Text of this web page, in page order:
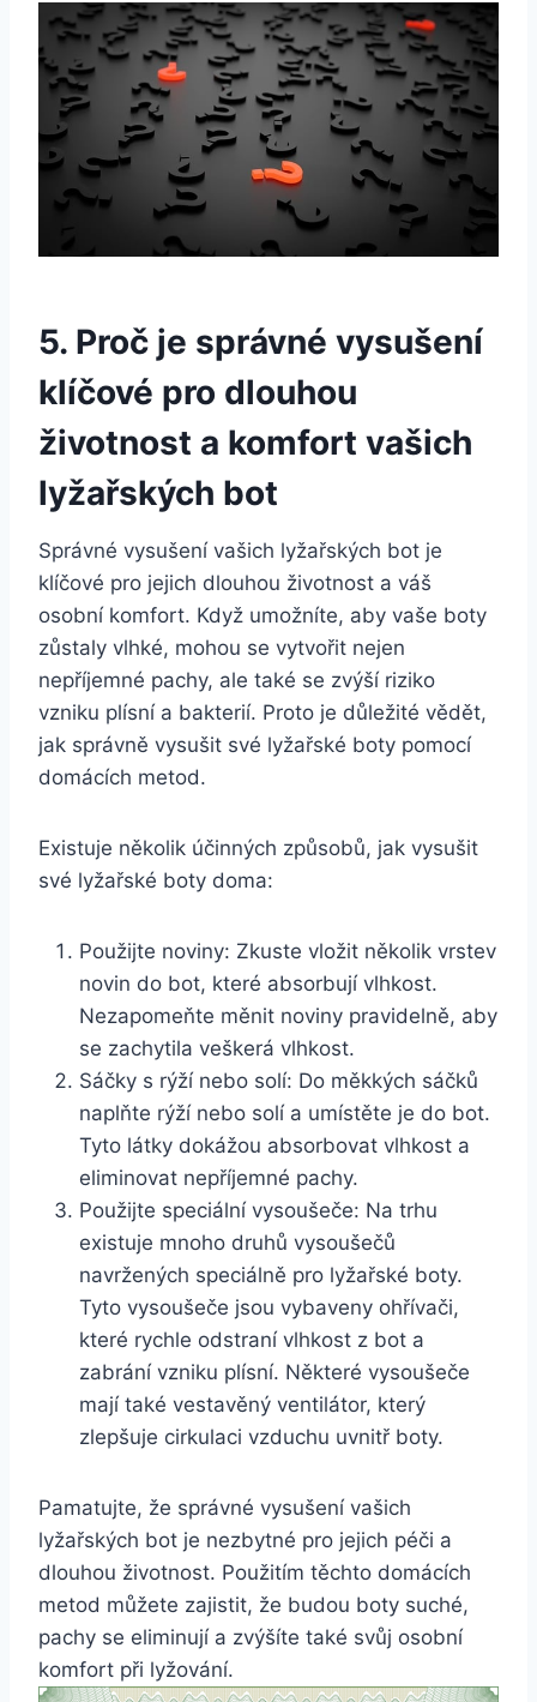
5. ⁢Proč je správné ‌vysušení
klíčové pro⁤ dlouhou
‍životnost a komfort vašich⁣
lyžařských bot
Správné vysušení vašich lyžařských bot je
klíčové pro jejich dlouhou ⁤životnost a váš⁣
osobní​ komfort. Když umožníte, aby vaše boty
zůstaly vlhké, mohou se vytvořit ‍nejen
nepříjemné pachy, ale ​také ⁤se⁤ zvýší riziko
vzniku plísní a bakterií. Proto je důležité vědět,
jak správně ​vysušit ‍své⁢ lyžařské boty‌ pomocí
domácích ​metod.
Existuje⁤ několik účinných ‍způsobů,⁣ jak vysušit‍
své lyžařské ⁤boty ​doma:
Použijte noviny: Zkuste vložit několik​ vrstev
novin⁤ do ​bot,‍ které‍ absorbují vlhkost.⁤
Nezapomeňte měnit noviny pravidelně, aby
se‌ zachytila veškerá vlhkost.
Sáčky s rýží nebo‌ solí: Do měkkých sáčků
naplňte rýží nebo solí a umístěte je do‍ bot.‍
Tyto látky dokážou absorbovat vlhkost a‍
eliminovat nepříjemné ⁢pachy.
Použijte ‍speciální vysoušeče:​ Na trhu
existuje mnoho‍ druhů vysoušečů
navržených speciálně pro lyžařské boty.
Tyto vysoušeče jsou‌ vybaveny ohřívači,⁢
které rychle odstraní vlhkost‍ z bot​ a
zabrání vzniku ⁣plísní. Některé vysoušeče
mají také vestavěný ventilátor, který
zlepšuje cirkulaci vzduchu uvnitř‌ boty.
Pamatujte,⁢ že ⁣správné ⁤vysušení vašich
lyžařských ‌bot je ⁢nezbytné pro jejich péči a ​
dlouhou životnost. Použitím těchto domácích
metod můžete zajistit, že budou⁤ boty suché,
⁢pachy se eliminují a zvýšíte také svůj osobní
komfort ⁢při lyžování.